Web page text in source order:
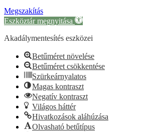
Megszakítás
Eszköztár megnyitása
Akadálymentesítés eszközei
Betűméret növelése
Betűméret csökkentése
Szürkeárnyalatos
Magas kontraszt
Negatív kontraszt
Világos háttér
Hivatkozások aláhúzása
Olvasható betűtípus